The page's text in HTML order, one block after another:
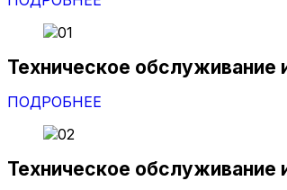
Техническое обслуживание
ПОДРОБНЕЕ
Техническое обслуживание